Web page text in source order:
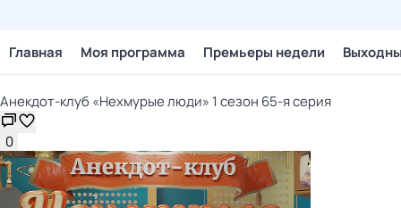
Главная Моя программа Премьеры недели
Анекдот-клуб «Нехмурые люди» 1 сезон 65-я серия
0